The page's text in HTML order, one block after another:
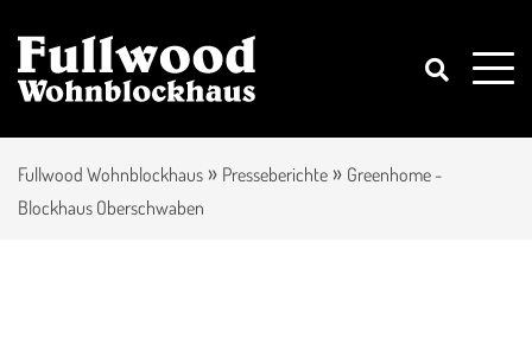
Fullwood Wohnblockhaus » Presseberichte » Greenhome -
Blockhaus Oberschwaben